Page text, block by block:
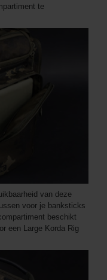
te
van deze
voor je banksticks
beschikt
een Large Korda Rig